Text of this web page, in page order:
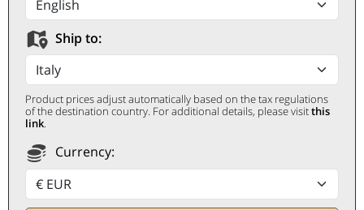
Ship to:
Product prices adjust automatically based on the tax regulations
of the destination country. For additional details, please visitthis
link.
Currency:
Extra Dry DOCG Il Vino
dei Poeti 2025 Bottega
BOTTEGA
0,75 ℓ